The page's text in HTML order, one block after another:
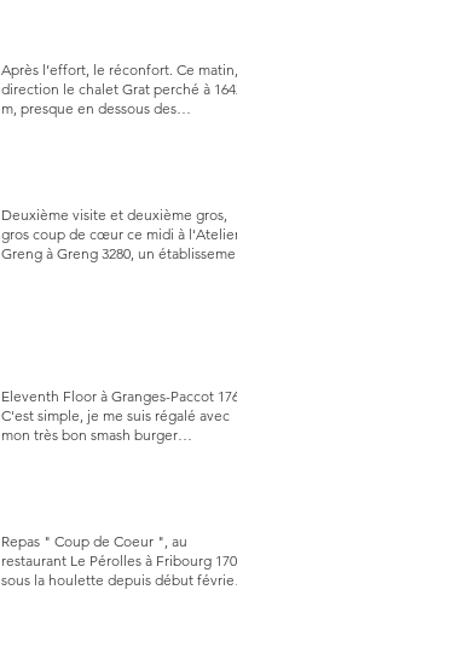
Après l’effort, le réconfort. Ce matin,
direction le chalet Grat perché à 1642
m, presque en dessous des
Deuxième visite et deuxième gros,
gros coup de cœur ce midi à l'Atelier
Greng à Greng 3280, un établissement
Eleventh Floor à Granges-Paccot 1763.
C'est simple, je me suis régalé avec
mon très bon smash burger
Repas " Coup de Coeur ", au
restaurant Le Pérolles à Fribourg 1700,
sous la houlette depuis début février